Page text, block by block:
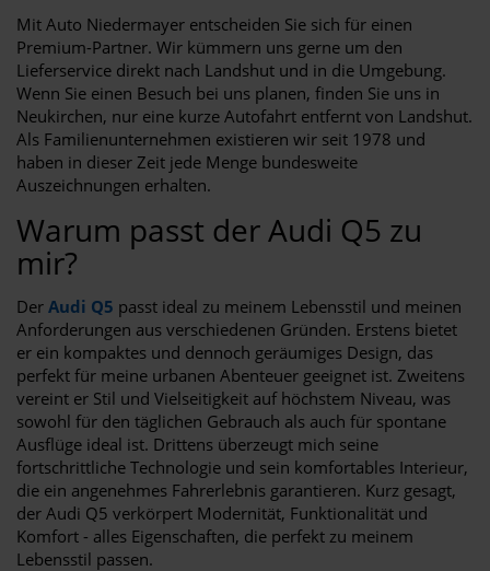
Mit Auto Niedermayer entscheiden Sie sich für einen
Premium-Partner. Wir kümmern uns gerne um den
Lieferservice direkt nach Landshut und in die Umgebung.
Wenn Sie einen Besuch bei uns planen, finden Sie uns in
Neukirchen, nur eine kurze Autofahrt entfernt von Landshut.
Als Familienunternehmen existieren wir seit 1978 und
haben in dieser Zeit jede Menge bundesweite
Auszeichnungen erhalten.
Warum passt der Audi Q5 zu
mir?
Der Audi Q5 passt ideal zu meinem Lebensstil und meinen
Anforderungen aus verschiedenen Gründen. Erstens bietet
er ein kompaktes und dennoch geräumiges Design, das
perfekt für meine urbanen Abenteuer geeignet ist. Zweitens
vereint er Stil und Vielseitigkeit auf höchstem Niveau, was
sowohl für den täglichen Gebrauch als auch für spontane
Ausflüge ideal ist. Drittens überzeugt mich seine
fortschrittliche Technologie und sein komfortables Interieur,
die ein angenehmes Fahrerlebnis garantieren. Kurz gesagt,
der Audi Q5 verkörpert Modernität, Funktionalität und
Komfort - alles Eigenschaften, die perfekt zu meinem
Lebensstil passen.